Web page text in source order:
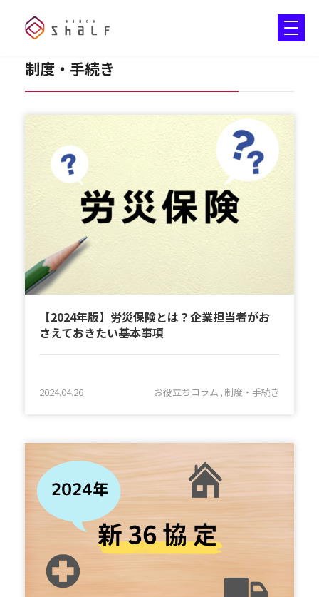
制度・手続き
【2024年版】労災保険とは？企業担当者がお
さえておきたい基本事項
2024.04.26 お役立ちコラム 制度・手続き